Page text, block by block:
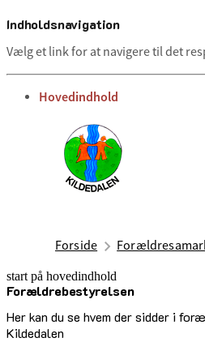
Indholdsnavigation
Vælg et link for at navigere til det
gå til
Hovedindhold
Forside
start på hovedindhold
Forældrebestyrelsen
Her kan du se hvem der sidder i
Kildedalen
senest opdateret 8. juli 2026